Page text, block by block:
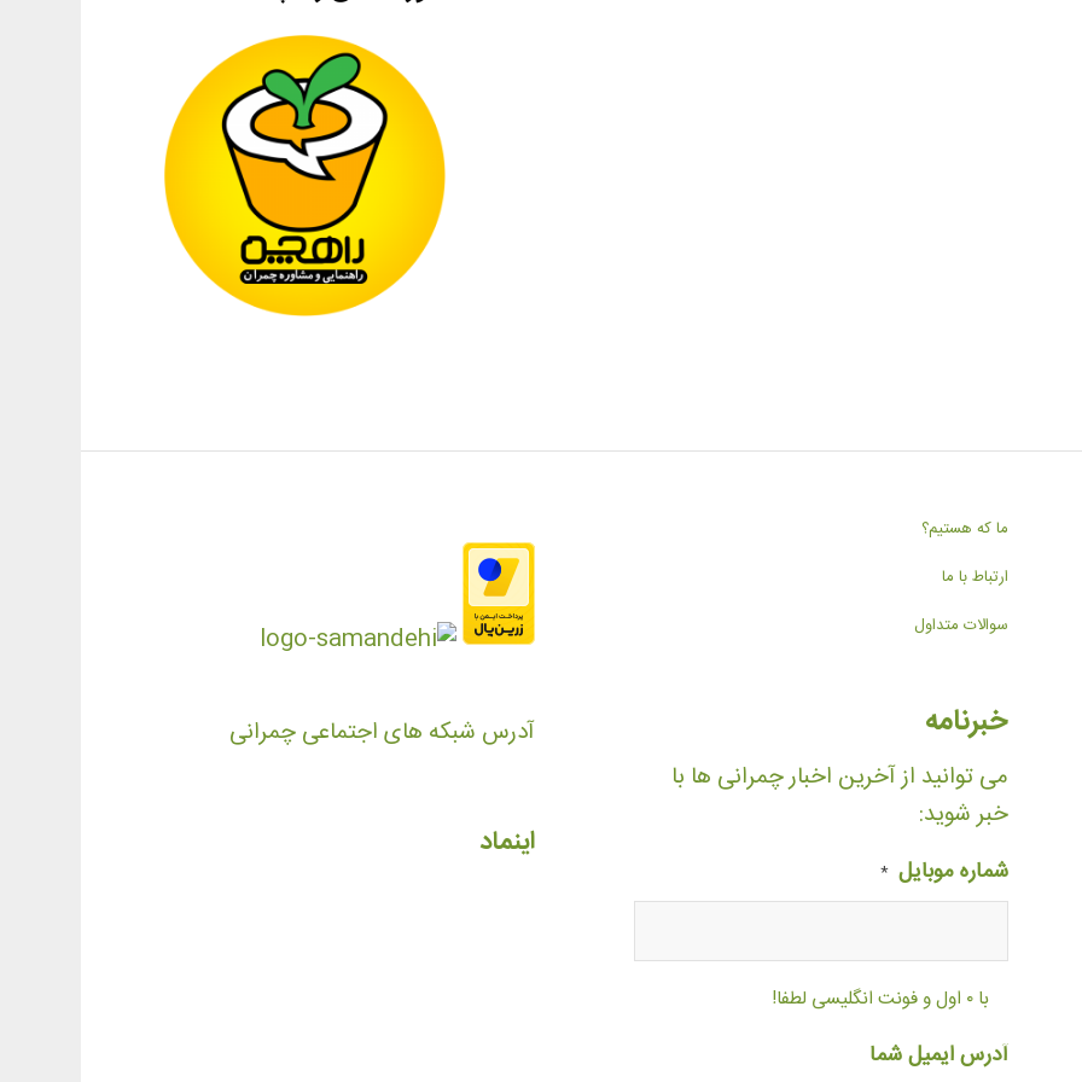
ما که هستیم؟
ارتباط با ما
سوالات متداول
خبرنامه
می توانید از آخرین اخبار چمرانی ها با
خبر شوید:
شماره موبایل *
با ۰ اول و فونت انگلیسی لطفا!
آدرس ایمیل شما
آدرس شبکه های اجتماعی چمرانی
اینماد